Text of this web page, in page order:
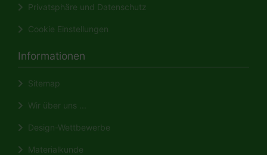
Privatsphäre und Datenschutz
Cookie Einstellungen
Informationen
Sitemap
Wir über uns ...
Design-Wettbewerbe
Materialkunde